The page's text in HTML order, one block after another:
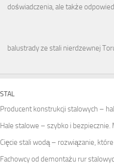
doświadczenia, ale także
balustrady ze stali nierdzewnej
STAL
Producent konstrukcji stalowych –
Hale stalowe – szybko i
Cięcie stali wodą – rozwiązanie,
Fachowcy od demontażu rur